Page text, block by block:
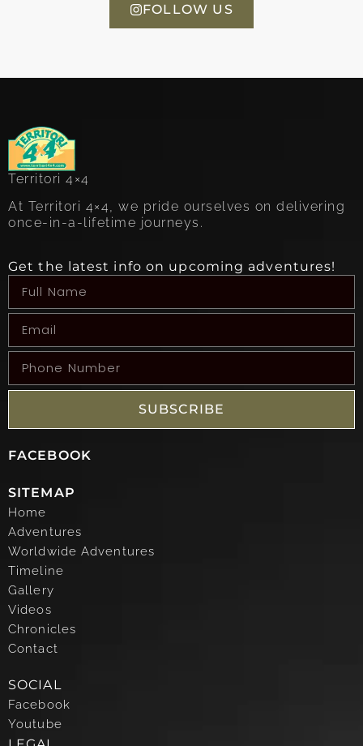
FOLLOW US
Territori 4×4
At Territori 4×4, we pride ourselves on delivering
once-in-a-lifetime journeys.
Get the latest info on upcoming adventures!
SUBSCRIBE
FACEBOOK
SITEMAP
Home
Adventures
Worldwide Adventures
Timeline
Gallery
Videos
Chronicles
Contact
SOCIAL
Facebook
Youtube